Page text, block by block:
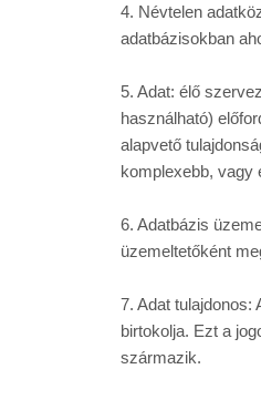
4. Névtelen
adatbázisokban
5. Adat: élő
használható)
alapvető
komplexebb, vagy
6. Adatbázis
üzemeltetőként
7. Adat tulajdonos:
birtokolja. Ezt a
származik.